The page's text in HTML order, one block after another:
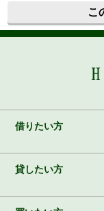
こ
借りたい方
貸したい方